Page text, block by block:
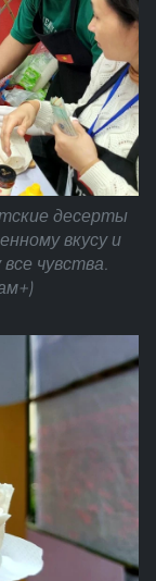
десерты
вкусу и
чувства.